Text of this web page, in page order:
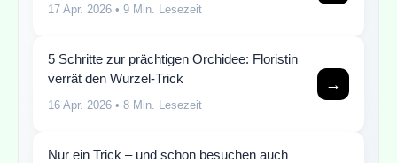
17 Apr. 2026 • 9 Min. Lesezeit
5 Schritte zur prächtigen Orchidee: Floristin
verrät den Wurzel-Trick
16 Apr. 2026 • 8 Min. Lesezeit
→
Nur ein Trick – und schon besuchen auch